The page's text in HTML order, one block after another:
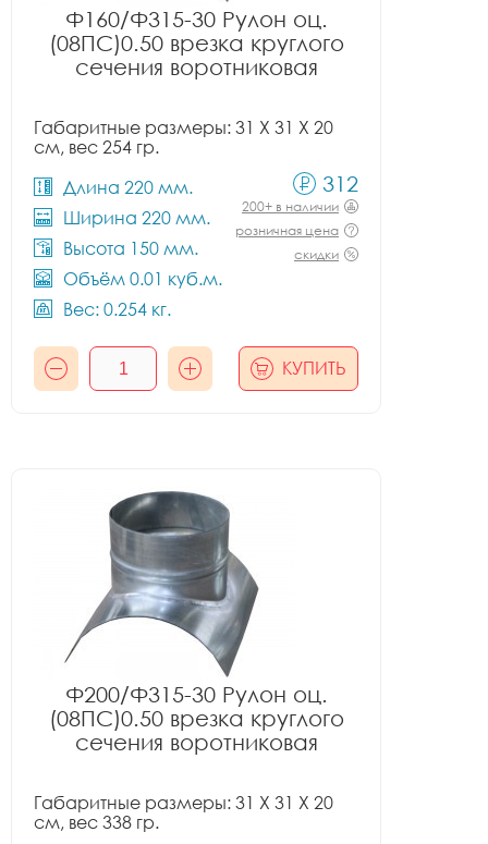
Ф160/Ф315-30 Рулон оц.
(08ПС)0.50 врезка круглого
сечения воротниковая
Габаритные размеры: 31 X 31 X 20
см, вес 254 гр.
Длина 220 мм.
Ширина 220 мм.
Высота 150 мм.
Объём 0.01 куб.м.
Вес: 0.254 кг.
312
200+ в наличии
розничная цена
скидки
КУПИТЬ
Ф200/Ф315-30 Рулон оц.
(08ПС)0.50 врезка круглого
сечения воротниковая
Габаритные размеры: 31 X 31 X 20
см, вес 338 гр.